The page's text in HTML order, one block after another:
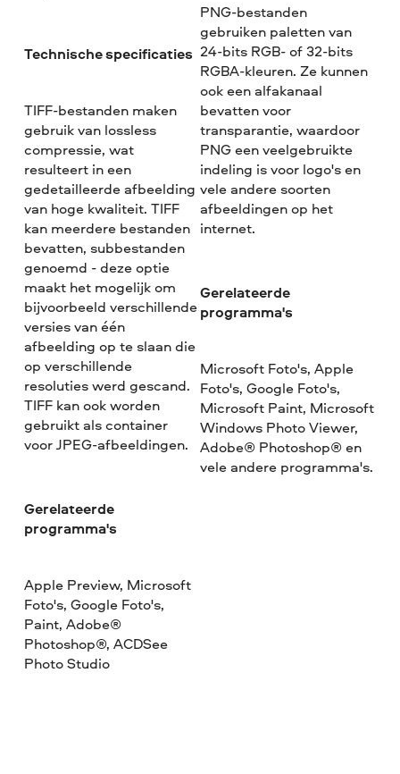
Technische specificaties
TIFF-bestanden maken
gebruik van lossless
compressie, wat
resulteert in een
gedetailleerde afbeelding
van hoge kwaliteit. TIFF
kan meerdere bestanden
bevatten, subbestanden
genoemd - deze optie
maakt het mogelijk om
bijvoorbeeld verschillende
versies van één
afbeelding op te slaan die
op verschillende
resoluties werd gescand.
TIFF kan ook worden
gebruikt als container
voor JPEG-afbeeldingen.
Gerelateerde
programma's
Apple Preview, Microsoft
Foto's, Google Foto's,
Paint, Adobe®
Photoshop®, ACDSee
Photo Studio
PNG-bestanden
gebruiken paletten van
24-bits RGB- of 32-bits
RGBA-kleuren. Ze kunnen
ook een alfakanaal
bevatten voor
transparantie, waardoor
PNG een veelgebruikte
indeling is voor logo's en
vele andere soorten
afbeeldingen op het
internet.
Gerelateerde
programma's
Microsoft Foto's, Apple
Foto's, Google Foto's,
Microsoft Paint, Microsoft
Windows Photo Viewer,
Adobe® Photoshop® en
vele andere programma's.